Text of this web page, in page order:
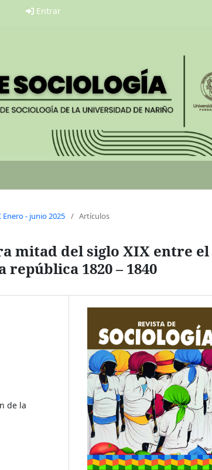
Entrar
Enero - junio 2025 / Artículos
mitad del siglo XIX entre el
1820 – 1840
de la